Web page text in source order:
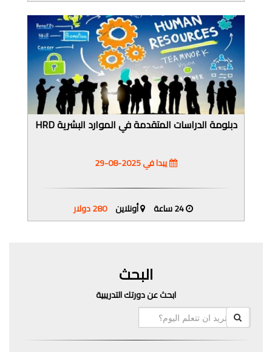
دبلومة الدراسات المتقدمة في الموارد البشرية HRD
يبدا في 2025-08-29
24 ساعة أونلاين 280 دولار
البحث
ابحث عن دورتك التدريبية